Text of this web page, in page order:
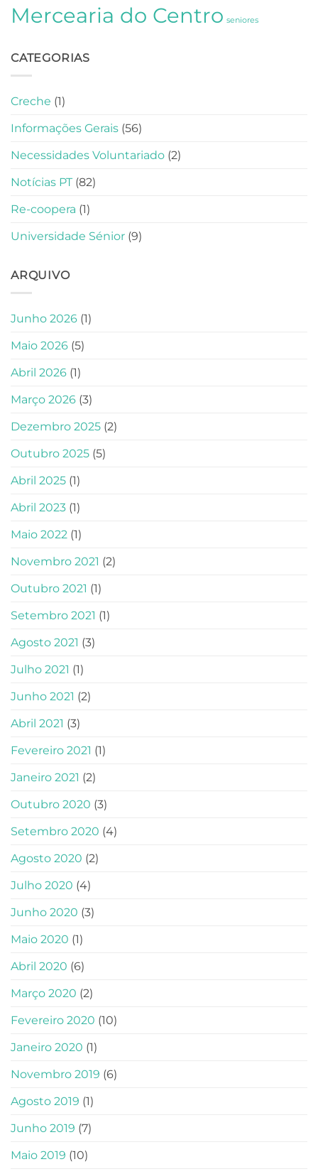
Mercearia do Centro seniores
CATEGORIAS
Creche (1)
Informações Gerais (56)
Necessidades Voluntariado (2)
Notícias PT (82)
Re-coopera (1)
Universidade Sénior (9)
ARQUIVO
Junho 2026 (1)
Maio 2026 (5)
Abril 2026 (1)
Março 2026 (3)
Dezembro 2025 (2)
Outubro 2025 (5)
Abril 2025 (1)
Abril 2023 (1)
Maio 2022 (1)
Novembro 2021 (2)
Outubro 2021 (1)
Setembro 2021 (1)
Agosto 2021 (3)
Julho 2021 (1)
Junho 2021 (2)
Abril 2021 (3)
Fevereiro 2021 (1)
Janeiro 2021 (2)
Outubro 2020 (3)
Setembro 2020 (4)
Agosto 2020 (2)
Julho 2020 (4)
Junho 2020 (3)
Maio 2020 (1)
Abril 2020 (6)
Março 2020 (2)
Fevereiro 2020 (10)
Janeiro 2020 (1)
Novembro 2019 (6)
Agosto 2019 (1)
Junho 2019 (7)
Maio 2019 (10)